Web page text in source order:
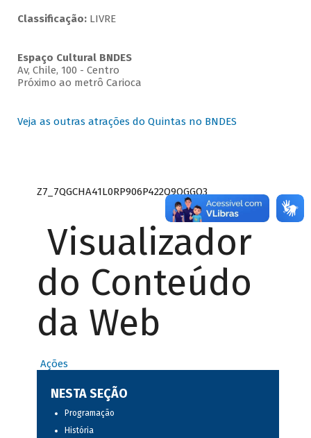
Classificação: LIVRE
Espaço Cultural BNDES
Av, Chile, 100 - Centro
Próximo ao metrô Carioca
Veja as outras atrações do Quintas no BNDES
Z7_7QGCHA41L0RP906P422Q9QGGQ3
Visualizador
do Conteúdo
da Web
Ações
NESTA SEÇÃO
Programação
História